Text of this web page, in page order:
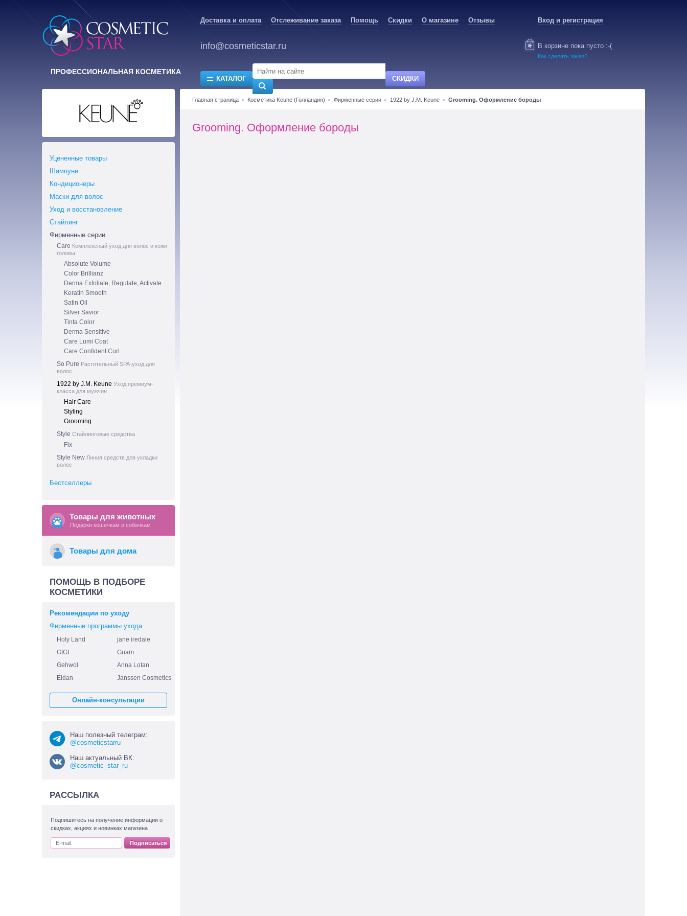
ПРОФЕССИОНАЛЬНАЯ КОСМЕТИКА
Доставка и оплата Отслеживание заказа Помощь Скидки О магазине Отзывы Вход и регистрация
info@cosmeticstar.ru
КАТАЛОГ СКИДКИ
В корзине пока пусто :-(
Как сделать заказ?
Главная страница Косметика Keune (Голландия) Фирменные серии 1922 by J.M. Keune Grooming. Оформление бороды
Grooming. Оформление бороды
Уцененные товары
Шампуни
Кондиционеры
Маски для волос
Уход и восстановление
Стайлинг
Фирменные серии
Care Комплексный уход для волос и кожи
головы
Absolute Volume
Color Brillianz
Derma Exfoliate, Regulate, Activate
Keratin Smooth
Satin Oil
Silver Savior
Tinta Color
Derma Sensitive
Care Lumi Coat
Care Confident Curl
So Pure Растительный SPA-уход для
волос
1922 by J.M. Keune Уход премиум-
класса для мужчин
Hair Care
Styling
Grooming
Style Стайлинговые средства
Fix
Style New Линия средств для укладки
волос
Бестселлеры
Товары для животных
Подарки кошечкам и собачкам
Товары для дома
ПОМОЩЬ В ПОДБОРЕ
КОСМЕТИКИ
Рекомендации по уходу
Фирменные программы ухода
Holy Land
jane iredale
GIGI
Guam
Gehwol
Anna Lotan
Eldan
Janssen Cosmetics
Онлайн-консультации
Наш полезный телеграм:
@cosmeticstarru
Наш актуальный ВК:
@cosmetic_star_ru
РАССЫЛКА
Подпишитесь на получение информации о
скидках, акциях и новинках магазина
Подписаться